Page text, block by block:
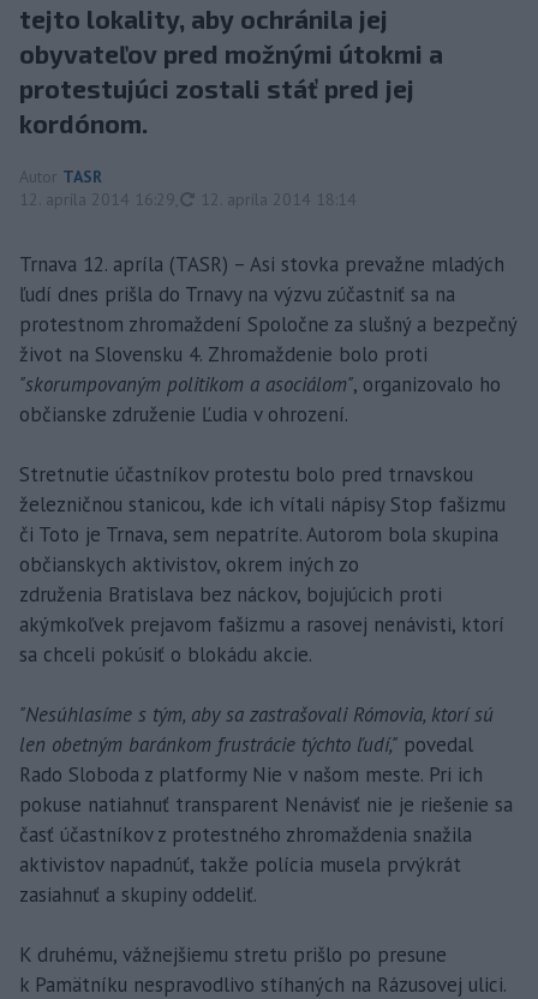
tejto lokality, aby ochránila jej
obyvateľov pred možnými útokmi a
protestujúci zostali stáť pred jej
kordónom.
Autor TASR
12. apríla 2014 16:29
aktualizované
12. apríla 2014 18:14
Trnava 12. apríla (TASR) – Asi stovka prevažne mladých
ľudí dnes prišla do Trnavy na výzvu zúčastniť sa na
protestnom zhromaždení Spoločne za slušný a bezpečný
život na Slovensku 4. Zhromaždenie bolo proti
"skorumpovaným politikom a asociálom", organizovalo ho
občianske združenie Ľudia v ohrození.
Stretnutie účastníkov protestu bolo pred trnavskou
železničnou stanicou, kde ich vítali nápisy Stop fašizmu
či Toto je Trnava, sem nepatríte. Autorom bola skupina
občianskych aktivistov, okrem iných zo
združenia Bratislava bez náckov, bojujúcich proti
akýmkoľvek prejavom fašizmu a rasovej nenávisti, ktorí
sa chceli pokúsiť o blokádu akcie.
"Nesúhlasíme s tým, aby sa zastrašovali Rómovia, ktorí sú
len obetným baránkom frustrácie týchto ľudí," povedal
Rado Sloboda z platformy Nie v našom meste. Pri ich
pokuse natiahnuť transparent Nenávisť nie je riešenie sa
časť účastníkov z protestného zhromaždenia snažila
aktivistov napadnúť, takže polícia musela prvýkrát
zasiahnuť a skupiny oddeliť.
K druhému, vážnejšiemu stretu prišlo po presune
k Pamätníku nespravodlivo stíhaných na Rázusovej ulici.